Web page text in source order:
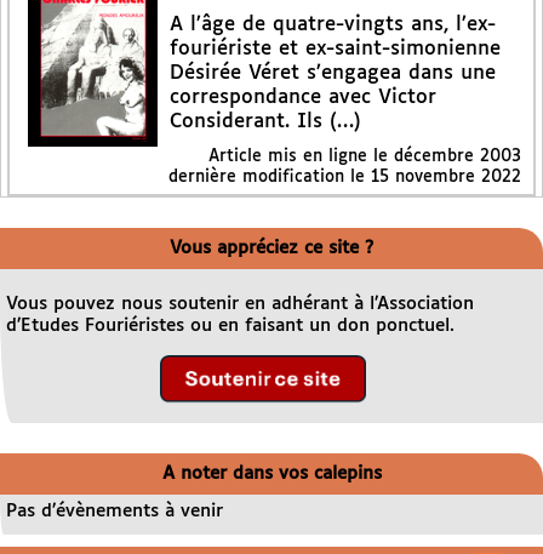
A l’âge de quatre-vingts ans, l’ex-
fouriériste et ex-saint-simonienne
Désirée Véret s’engagea dans une
correspondance avec Victor
Considerant. Ils (…)
Article mis en ligne le décembre 2003
dernière modification le 15 novembre 2022
Vous appréciez ce site ?
Vous pouvez nous soutenir en adhérant à l’Association
d’Etudes Fouriéristes ou en faisant un don ponctuel.
A noter dans vos calepins
Pas d’évènements à venir